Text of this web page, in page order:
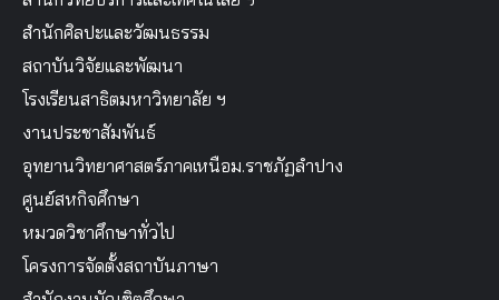
สำนักศิลปะและวัฒนธรรม
สถาบันวิจัยและพัฒนา
โรงเรียนสาธิตมหาวิทยาลัย ฯ
งานประชาสัมพันธ์
อุทยานวิทยาศาสตร์ภาคเหนือม.ราชภัฏลำปาง
ศูนย์สหกิจศึกษา
หมวดวิชาศึกษาทั่วไป
โครงการจัดตั้งสถาบันภาษา